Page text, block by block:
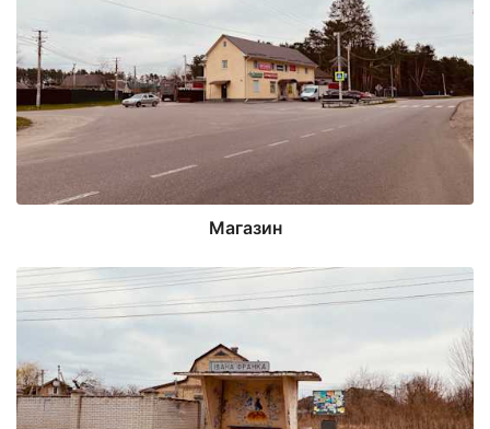
Магазин